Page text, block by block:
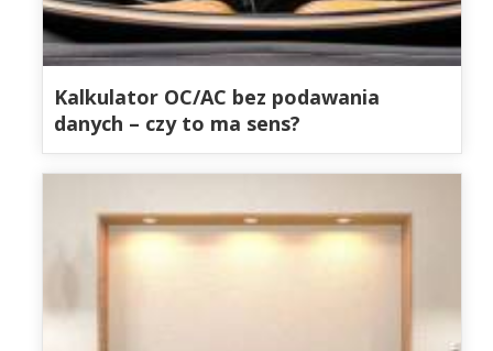
Kalkulator OC/AC bez podawania
danych – czy to ma sens?